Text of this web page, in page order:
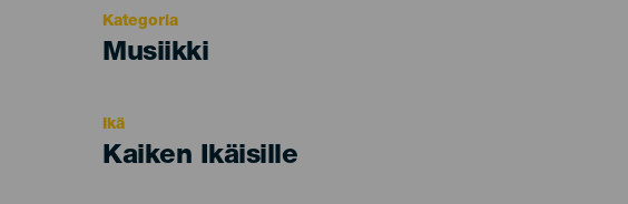
Kategoria
Categoría
Musiikki
Ikä
Edad
Kaiken Ikäisille